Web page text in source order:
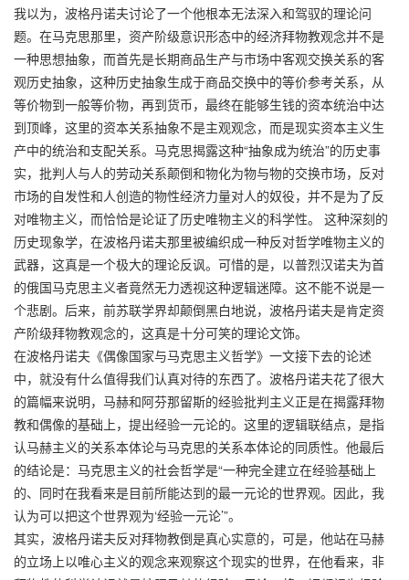
我以为，波格丹诺夫讨论了一个他根本无法深入和驾驭的理论问
题。在马克思那里，资产阶级意识形态中的经济拜物教观念并不是
一种思想抽象，而首先是长期商品生产与市场中客观交换关系的客
观历史抽象，这种历史抽象生成于商品交换中的等价参考关系，从
等价物到一般等价物，再到货币，最终在能够生钱的资本统治中达
到顶峰，这里的资本关系抽象不是主观观念，而是现实资本主义生
产中的统治和支配关系。马克思揭露这种“抽象成为统治”的历史事
实，批判人与人的劳动关系颠倒和物化为物与物的交换市场，反对
市场的自发性和人创造的物性经济力量对人的奴役，并不是为了反
对唯物主义，而恰恰是论证了历史唯物主义的科学性。 这种深刻的
历史现象学，在波格丹诺夫那里被编织成一种反对哲学唯物主义的
武器，这真是一个极大的理论反讽。可惜的是，以普烈汉诺夫为首
的俄国马克思主义者竟然无力透视这种逻辑迷障。这不能不说是一
个悲剧。后来，前苏联学界却颠倒黑白地说，波格丹诺夫是肯定资
产阶级拜物教观念的，这真是十分可笑的理论文饰。
在波格丹诺夫《偶像国家与马克思主义哲学》一文接下去的论述
中，就没有什么值得我们认真对待的东西了。波格丹诺夫花了很大
的篇幅来说明，马赫和阿芬那留斯的经验批判主义正是在揭露拜物
教和偶像的基础上，提出经验一元论的。这里的逻辑联结点，是指
认马赫主义的关系本体论与马克思的关系本体论的同质性。他最后
的结论是：马克思主义的社会哲学是“一种完全建立在经验基础上
的、同时在我看来是目前所能达到的最一元论的世界观。因此，我
认为可以把这个世界观为‘经验一元论’”。
其实，波格丹诺夫反对拜物教倒是真心实意的，可是，他站在马赫
的立场上以唯心主义的观念来观察这个现实的世界，在他看来，非